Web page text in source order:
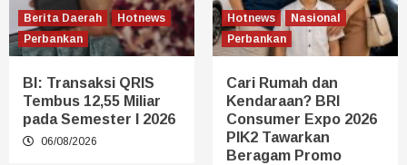
Berita Daerah
Hotnews
Perbankan
BI: Transaksi QRIS
Tembus 12,55 Miliar
pada Semester I 2026
06/08/2026
Hotnews
Nasional
Perbankan
Cari Rumah dan
Kendaraan? BRI
Consumer Expo 2026
PIK2 Tawarkan
Beragam Promo